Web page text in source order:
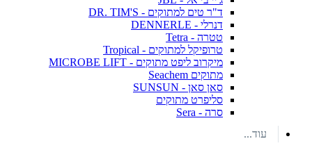
ד"ר טים למתוקים - DR. TIM'S
דנרלי - DENNERLE
טטרה - Tetra
טרופיקל למתוקים - Tropical
מיקרוב ליפט מתוקים - MICROBE LIFT
מתוקים Seachem
סאן סאן - SUNSUN
סליפרט מתוקים
סרה - Sera
עוד...